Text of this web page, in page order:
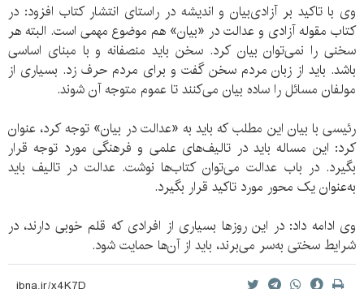
وی با تاکید بر آزادی‌بیان و اندیشه در راستای انتشار کتاب افزود: در
کتاب مقوله آزادی و عدالت در «بیان» هم موضوع مهمی است. البته هر
سخنی را نمی‌توان بیان کرد. سخن باید منصفانه و با مبنای اساسی
باشد. باید از زبان مردم سخن گفت و برای مردم حرف زد. بسیاری از
مولفان مسائل را ساده بیان می‌کنند تا عموم متوجه آن شوند.
رئیسی با بیان این مطلب که باید به «عدالت در بیان» توجه کرد، عنوان
کرد: این مساله باید در تالیف‌های علمی و فرهنگی مورد توجه قرار
بگیرد. در باب عدالت می‌توان کتاب‌ها نوشت. عدالت در تالیف باید
به‌عنوان یک‌ محور مورد تاکید قرار بگیرد.
وی ادامه داد: در این روزها بسیاری از افرادی که قلم خوبی دارند، در
شرایط سختی به‌سر می‌برند، باید از آن‌ها حمایت شود.